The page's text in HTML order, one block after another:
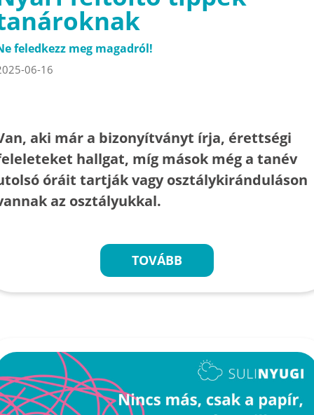
feledkezz meg magadról!
06-16
aki már a bizonyítványt írja, érettségi
hallgat, míg mások még a tanév
óráit tartják vagy osztálykiránduláson
az osztályukkal.
TOVÁBB